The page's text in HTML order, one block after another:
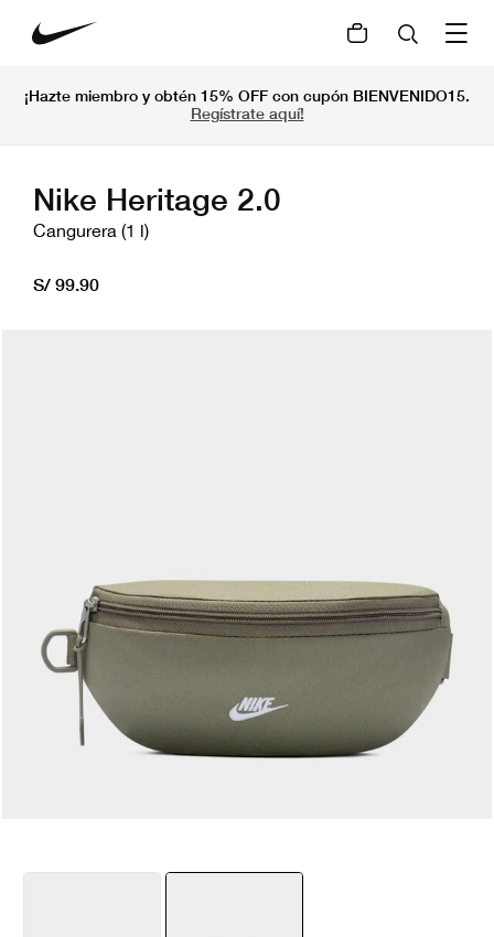
¡Hazte miembro y obtén 15% OFF con cupón BIENVENIDO15.
Regístrate aquí!
Nike Heritage 2.0
Cangurera (1 l)
S/ 99.90